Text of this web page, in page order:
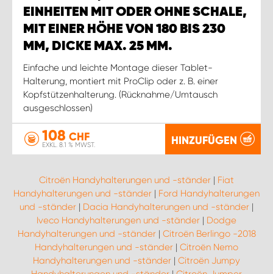
EINHEITEN MIT ODER OHNE SCHALE,
MIT EINER HÖHE VON 180 BIS 230
MM, DICKE MAX. 25 MM.
Einfache und leichte Montage dieser Tablet-
Halterung, montiert mit ProClip oder z. B. einer
Kopfstützenhalterung. (Rücknahme/Umtausch
ausgeschlossen)
108 CHF
EXKL. 8.1 % MWST. HINZUFÜGEN
Citroën Handyhalterungen und -ständer | Fiat
Handyhalterungen und -ständer | Ford Handyhalterungen
und -ständer | Dacia Handyhalterungen und -ständer |
Iveco Handyhalterungen und -ständer | Dodge
Handyhalterungen und -ständer| Citroën Berlingo -2018
Handyhalterungen und -ständer | Citroën Nemo
Handyhalterungen und -ständer | Citroën Jumpy